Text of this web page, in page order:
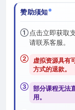
赞助须知
①点击立即获取
请联系客服。
② 虚拟资源具有
方式的退款。
③ 部分课程无法
用。